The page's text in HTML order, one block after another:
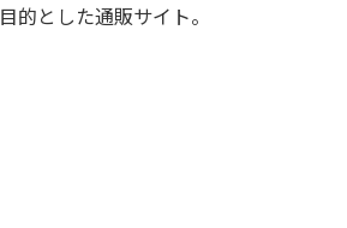
的とした通販サイト。